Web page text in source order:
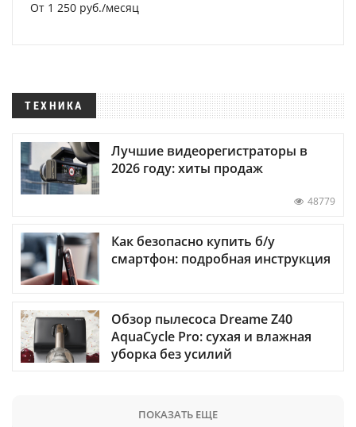
От 1 250 руб./месяц
ТЕХНИКА
Лучшие видеорегистраторы в
2026 году: хиты продаж
48779
Как безопасно купить б/у
смартфон: подробная инструкция
Обзор пылесоса Dreame Z40
AquaCycle Pro: сухая и влажная
уборка без усилий
ПОКАЗАТЬ ЕЩЕ